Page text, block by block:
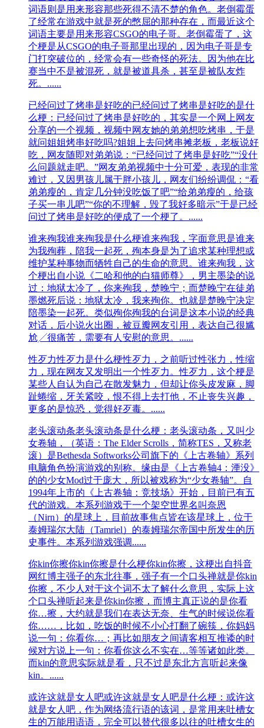
词语则是用来形容那些死得不清不楚的角色。老倒霉蛋
了经常在游戏中就是死的憋屈的那种存在，而最近这个
词语主要是用来形容CSGO的电子哥。老倒霉蛋了，这
个梗是从CSGO的电子哥那里出现的，因为电子哥是专
门打突破位的，经常会有一些奇怪的死法。因为他在比
赛当中不是被混死，就是被道具杀，甚至是被队友炸
死。......
已经问过了烤串是好吃的已经问过了烤串是好吃的是什
么梗：已经问过了烤串是好吃的，其实是一个网上网友
分享的一个视频，视频中网友她的弟弟想吃烤串，于是
就问姐姐烤串好吃吗?姐姐上去问烤串摊老板，老板说好
吃，网友随即对弟弟说：“已经问过了烤串是好吃”“没什
么问题就走吧。”网友弟弟视频中十分可爱，表现的非常
难过，又因男孩儿属于胖小孩儿，网友们纷纷调侃：“看
弟弟瘦的，肯定几分钟没吃饭了吧”“给弟弟瘦的，给孩
子买一串儿吧”“你的不理解，毁了我好多暗示”于是已经
问过了烤串是好吃的便成了一个梗了。......
谁来殉我谁来殉我是什么梗谁来殉我，字面意思是谁来
为我殉葬，陪我一起死，殉本身是为了追求某种理想或
维护某种事物而牺牲自己的生命的意思。谁来殉我，这
个梗出自小说《二哈和他的白猫师尊》，男主墨染的说
过：地狱太冷了，你来殉我，楚晚宁；而楚晚宁在徒弟
墨燃死后说：地狱太冷，我来殉你。也就是楚晚宁决定
陪墨染一起死。类似殉你殉我的台词是这本小说的经典
对话，后小说火出圈，被豆瓣网友引用，表达自己很尴
尬╱很痛苦，需要有人安慰的意思。......
性歹力性歹力是什么梗性歹力，之前听过性张力，性缩
力，现在网友又发明出一个性歹力。性歹力，这个梗是
某些人自认为自己在散发魅力，但却让你头皮发麻，脚
趾蜷缩，牙关紧咬，恨不得上去打他，不止丧失兴趣，
更多的是惊恐，觉得好歹毒。......
老头滚动条老头滚动条是什么梗：老头滚动条，又叫少
女卷轴，（英语：The Elder Scrolls，简称TES，又称老
滚）是Bethesda Softworks公司旗下的《上古卷轴》系列
电脑角色扮演游戏的别称。缘由是《上古卷轴4：湮没》
的的少女Mod过于庞大，所以被戏称为“少女卷轴”。自
1994年上市的《上古卷轴：竞技场》开始，目前已有五
代的游戏。本系列游戏于一个架空世界名叫奈恩
（Nirn）的星球上，目前故事焦点皆在该星球上，位于
泰姆瑞尔大陆（Tamriel）的泰姆瑞尔帝国中所发生的历
史事件。本系列游戏强调......
你kin你擦你kin你擦是什么梗你kin你擦，这梗出自抖音
网红博主强子的东北往事，强子有一个口头禅就是你kin
你擦，不少人对于这个词不太了解什么意思，实际上这
个口头禅听起来是你kin你擦，而博主真正说的是你看
你…擦，大约就是我们在表达无奈、生气的时候说你看
你……，比如，吃饭的时候不小心打翻了碗筷，你妈妈
说一句：你看你…；再比如朋友之间请客相互推诿的时
候对方说上一句：你看你这么不实在…等等诸如此类。
而kin的意思实际就是看，只不过是东北方言听起来像
kin。......
或许这就是女人吧或许这就是女人吧是什么梗：或许这
就是女人吧，作为网络流行语的该词，是常用来吐槽女
生的万能用语语，完全可以替代很多以往的吐槽女生的